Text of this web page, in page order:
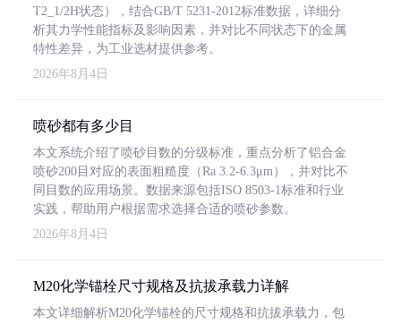
T2_1/2H状态），结合GB/T 5231-2012标准数据，详细分
析其力学性能指标及影响因素，并对比不同状态下的金属
特性差异，为工业选材提供参考。
2026年8月4日
喷砂都有多少目
本文系统介绍了喷砂目数的分级标准，重点分析了铝合金
喷砂200目对应的表面粗糙度（Ra 3.2-6.3μm），并对比不
同目数的应用场景。数据来源包括ISO 8503-1标准和行业
实践，帮助用户根据需求选择合适的喷砂参数。
2026年8月4日
M20化学锚栓尺寸规格及抗拔承载力详解
本文详细解析M20化学锚栓的尺寸规格和抗拔承载力，包